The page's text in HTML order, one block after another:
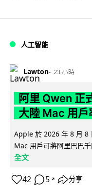
人工智能
Lawton 23 小時
阿里 Qwen 正
大陸 Mac 用戶
Apple 於 2026 年 8 月 8
Mac 用戶可將阿里巴巴
全文
42 5 ↗ 分享